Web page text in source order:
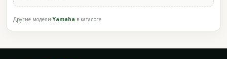
Другие моделиYamaha в каталоге